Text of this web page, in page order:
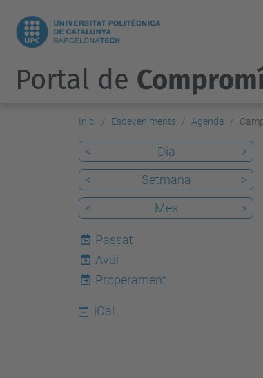
Portal de
Inici Esdeveniments Agenda
< Dia
>
<
Setmana
>
<
Mes >
Passat
6
Avui
Properament
iCal